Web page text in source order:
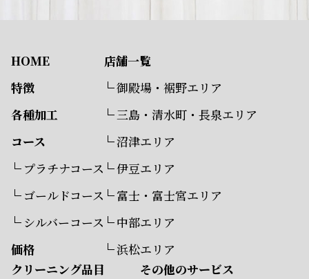
HOME
特徴
各種加工
コース
プラチナコース
ゴールドコース
シルバーコース
価格
店舗一覧
御殿場・裾野エリア
三島・清水町・長泉エリア
沼津エリア
伊豆エリア
富士・富士宮エリア
中部エリア
浜松エリア
クリーニング品目
その他のサービス